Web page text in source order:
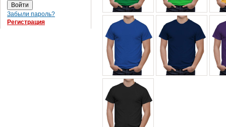
Забыли пароль?
Регистрация